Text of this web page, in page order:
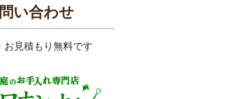
い合わせ
お見積もり無料です